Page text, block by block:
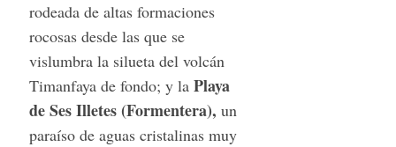
rodeada de altas formaciones
rocosas desde las que se
vislumbra la silueta del volcán
Timanfaya de fondo; y la Playa
de Ses Illetes (Formentera), un
paraíso de aguas cristalinas muy